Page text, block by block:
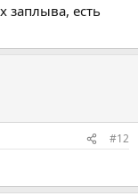
зaплывa, eсть
#12